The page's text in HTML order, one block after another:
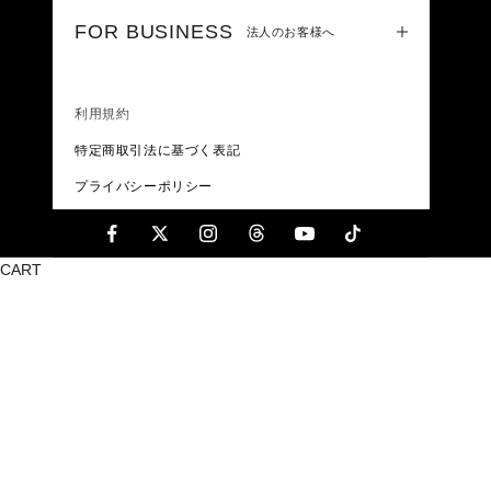
FOR BUSINESS 法人のお客様へ
利用規約
特定商取引法に基づく表記
プライバシーポリシー
CART